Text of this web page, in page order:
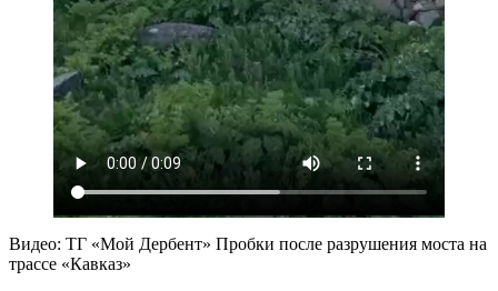
Видео: ТГ «Мой Дербент» Пробки после разрушения моста на
трассе «Кавказ»